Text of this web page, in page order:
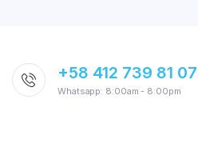
+58 412 739 81 07
Whatsapp: 8:00am - 8:00pm